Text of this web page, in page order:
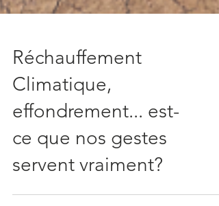
Réchauffement
Climatique,
effondrement... est-